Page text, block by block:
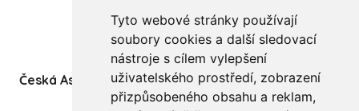
Tyto webové stránky používají
soubory cookies a další sledovací
nástroje s cílem vylepšení
uživatelského prostředí, zobrazení
přizpůsobeného obsahu a reklam,
Sídlo ČADBT
Česká Asociace Dětských Bobath Terapeutů spolek
(z.s.)